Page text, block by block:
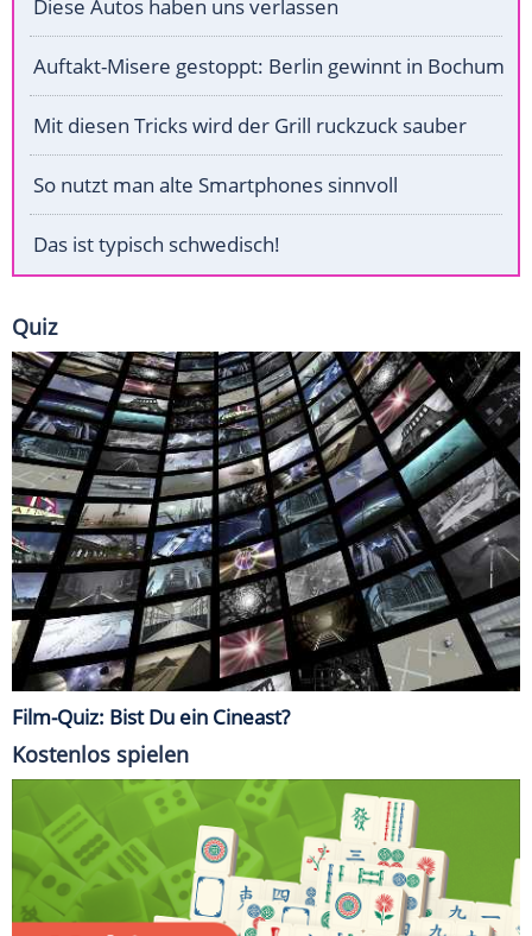
Diese Autos haben uns verlassen
Auftakt-Misere gestoppt: Berlin gewinnt in Bochum
Mit diesen Tricks wird der Grill ruckzuck sauber
So nutzt man alte Smartphones sinnvoll
Das ist typisch schwedisch!
Quiz
Film-Quiz: Bist Du ein Cineast?
Kostenlos spielen